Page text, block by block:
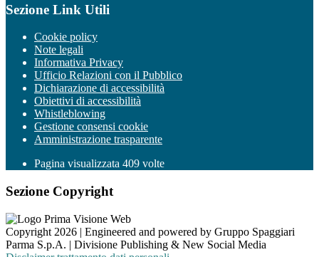
Sezione Link Utili
Cookie policy
Note legali
Informativa Privacy
Ufficio Relazioni con il Pubblico
Dichiarazione di accessibilità
Obiettivi di accessibilità
Whistleblowing
Gestione consensi cookie
Amministrazione trasparente
Pagina visualizzata 409 volte
Sezione Copyright
Copyright 2026 | Engineered and powered by Gruppo Spaggiari
Parma S.p.A. | Divisione Publishing & New Social Media